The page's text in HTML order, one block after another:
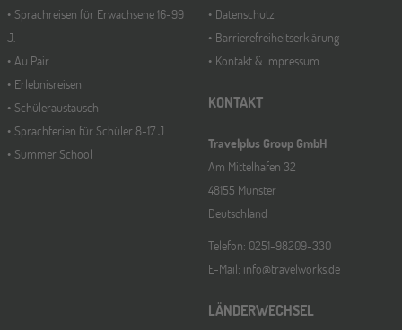
Sprachreisen für Erwachsene 16-99
J.
Au Pair
Erlebnisreisen
Schüleraustausch
Sprachferien für Schüler 8-17 J.
Summer School
Datenschutz
Barrierefreiheitserklärung
Kontakt & Impressum
KONTAKT
Travelplus Group GmbH
Am Mittelhafen 32
48155 Münster
Deutschland
Telefon: 0251-98209-330
E-Mail: info@travelworks.de
LÄNDERWECHSEL